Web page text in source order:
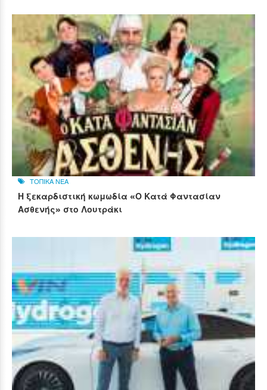
ΤΟΠΙΚΑ ΝΕΑ
Η ξεκαρδιστική κωμωδία «Ο Κατά Φαντασίαν
Ασθενής» στο Λουτράκι